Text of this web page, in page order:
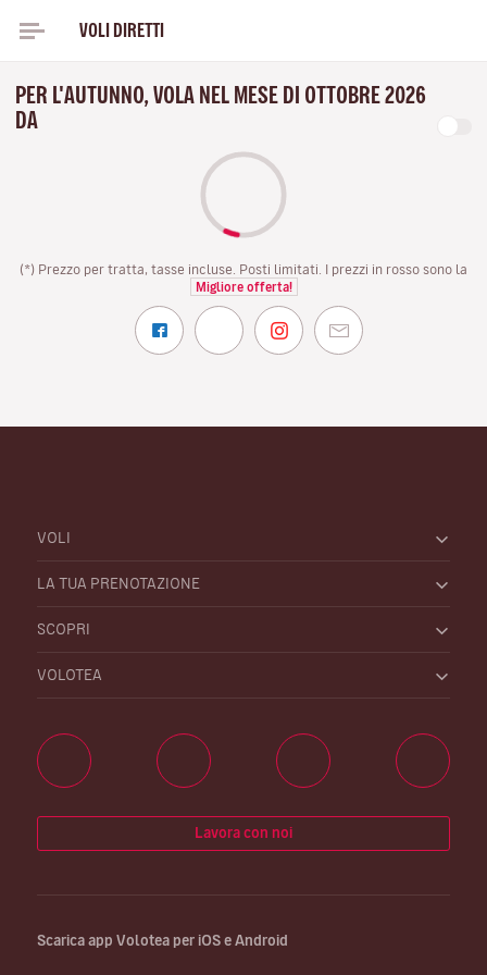
VOLI DIRETTI
PER L'AUTUNNO, VOLA NEL MESE DI OTTOBRE 2026
DA
(*) Prezzo per tratta, tasse incluse. Posti limitati. I prezzi in rosso sono la
Migliore offerta!
VOLI
LA TUA PRENOTAZIONE
SCOPRI
VOLOTEA
Lavora con noi
Scarica app Volotea per iOS e Android